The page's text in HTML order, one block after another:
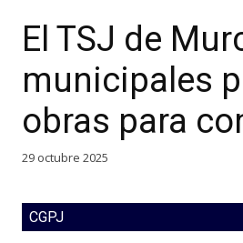
El TSJ de
municipales
obras para
29 octubre 2025
CGPJ